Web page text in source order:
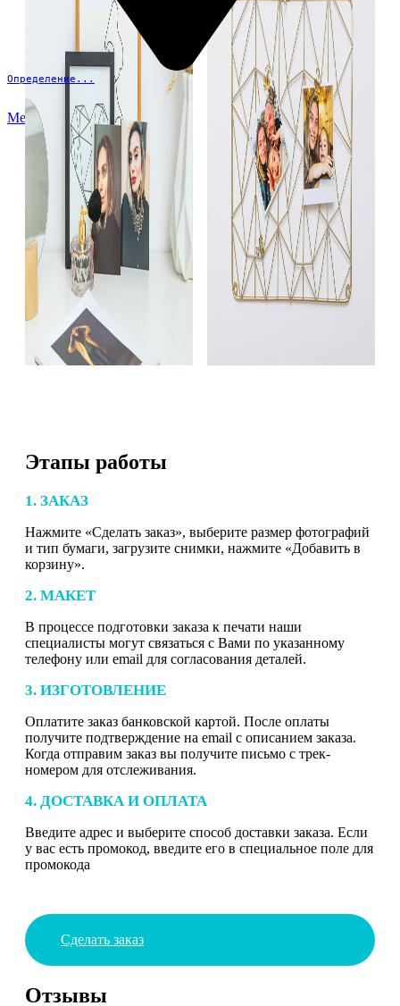
Определение...
Меню
Этапы работы
1. ЗАКАЗ
Нажмите «Сделать заказ», выберите размер фотографий
и тип бумаги, загрузите снимки, нажмите «Добавить в
корзину».
2. МАКЕТ
В процессе подготовки заказа к печати наши
специалисты могут связаться с Вами по указанному
телефону или email для согласования деталей.
3. ИЗГОТОВЛЕНИЕ
Оплатите заказ банковской картой. После оплаты
получите подтверждение на email с описанием заказа.
Когда отправим заказ вы получите письмо с трек-
номером для отслеживания.
4. ДОСТАВКА И ОПЛАТА
Введите адрес и выберите способ доставки заказа. Если
у вас есть промокод, введите его в специальное поле для
промокода
Сделать заказ
Отзывы